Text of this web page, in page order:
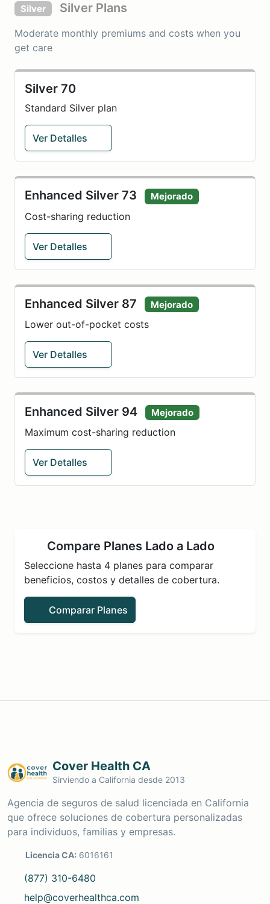
Silver Silver Plans
Moderate monthly premiums and costs when you
get care
Silver 70
Standard Silver plan
Ver Detalles
Enhanced Silver 73 Mejorado
Cost-sharing reduction
Ver Detalles
Enhanced Silver 87 Mejorado
Lower out-of-pocket costs
Ver Detalles
Enhanced Silver 94 Mejorado
Maximum cost-sharing reduction
Ver Detalles
Compare Planes Lado a Lado
Seleccione hasta 4 planes para comparar
beneficios, costos y detalles de cobertura.
Comparar Planes
Cover Health CA
Sirviendo a California desde 2013
Agencia de seguros de salud licenciada en California
que ofrece soluciones de cobertura personalizadas
para individuos, familias y empresas.
Licencia CA: 6016161
(877) 310-6480
help@coverhealthca.com